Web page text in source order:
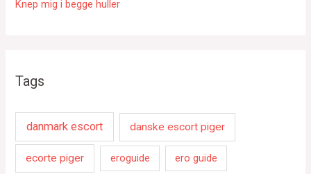
Knep mig i begge huller
Tags
danmark escort danske escort piger
ecorte piger eroguide ero guide